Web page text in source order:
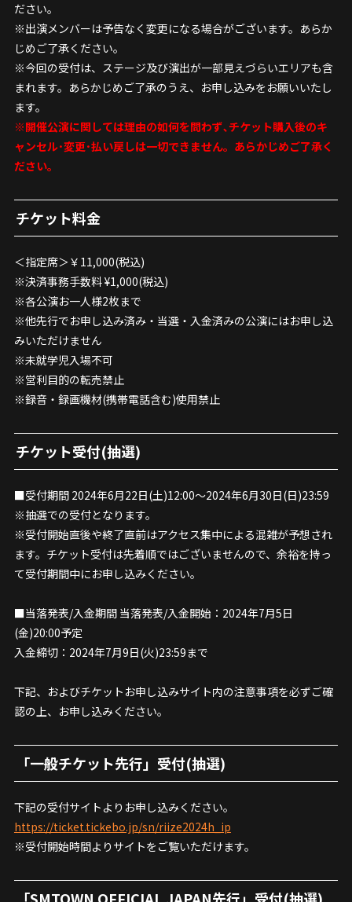
ださい。
※出演メンバーは予告なく変更になる場合がございます。あらか
じめご了承ください。
※今回の受付は、ステージ及び演出が一部見えづらいエリアも含
まれます。あらかじめご了承のうえ、お申し込みをお願いいたし
ます。
※開催公演に関しては理由の如何を問わず､チケット購入後のキ
ャンセル･変更･払い戻しは一切できません。あらかじめご了承く
ださい。
チケット料金
＜指定席＞￥11,000(税込)
※決済事務手数料 ¥1,000(税込)
※各公演お一人様2枚まで
※他先行でお申し込み済み・当選・入金済みの公演にはお申し込
みいただけません
※未就学児入場不可
※営利目的の転売禁止
※録音・録画機材(携帯電話含む)使用禁止
チケット受付(抽選)
■受付期間 2024年6月22日(土)12:00～2024年6月30日(日)23:59
※抽選での受付となります。
※受付開始直後や終了直前はアクセス集中による混雑が予想され
ます。チケット受付は先着順ではございませんので、余裕を持っ
て受付期間中にお申し込みください。
■当落発表/入金期間 当落発表/入金開始：2024年7月5日
(金)20:00予定
入金締切：2024年7月9日(火)23:59まで
下記、およびチケットお申し込みサイト内の注意事項を必ずご確
認の上、お申し込みください。
「一般チケット先行」受付(抽選)
下記の受付サイトよりお申し込みください。
https://ticket.tickebo.jp/sn/riize2024h_ip
※受付開始時間よりサイトをご覧いただけます。